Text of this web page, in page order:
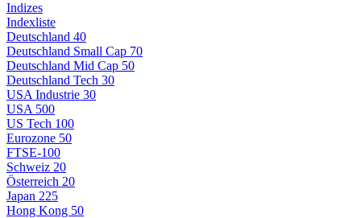
Indizes
Indexliste
Deutschland 40
Deutschland Small Cap 70
Deutschland Mid Cap 50
Deutschland Tech 30
USA Industrie 30
USA 500
US Tech 100
Eurozone 50
FTSE-100
Schweiz 20
Österreich 20
Japan 225
Hong Kong 50